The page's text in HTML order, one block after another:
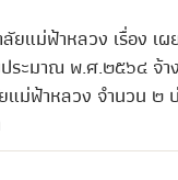
ยแม่ฟ้าหลวง เรื่อง เ
ระมาณ พ.ศ.๒๕๖๔ จ้าง
แม่ฟ้าหลวง จำนวน ๒